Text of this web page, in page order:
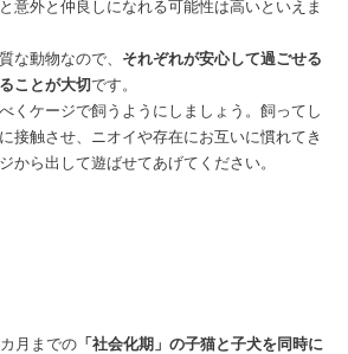
意外と仲良しになれる可能性は高いといえま
な動物なので、 それぞれが安心して過ごせる
ことが大切です。
くケージで飼うようにしましょう。飼ってし
接触させ、ニオイや存在にお互いに慣れてき
から出して遊ばせてあげてください。
月までの 「社会化期」の子猫と子犬を同時に